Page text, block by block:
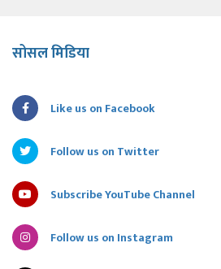
सोसल मिडिया
Like us on Facebook
Follow us on Twitter
Subscribe YouTube Channel
Follow us on Instagram